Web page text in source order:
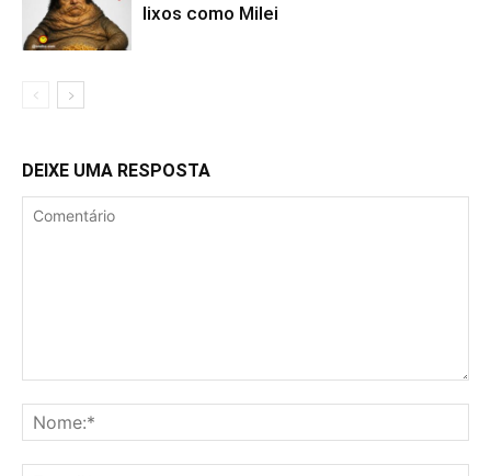
lixos como Milei
DEIXE UMA RESPOSTA